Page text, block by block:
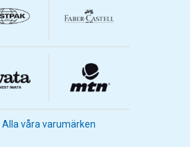
Alla våra varumärken